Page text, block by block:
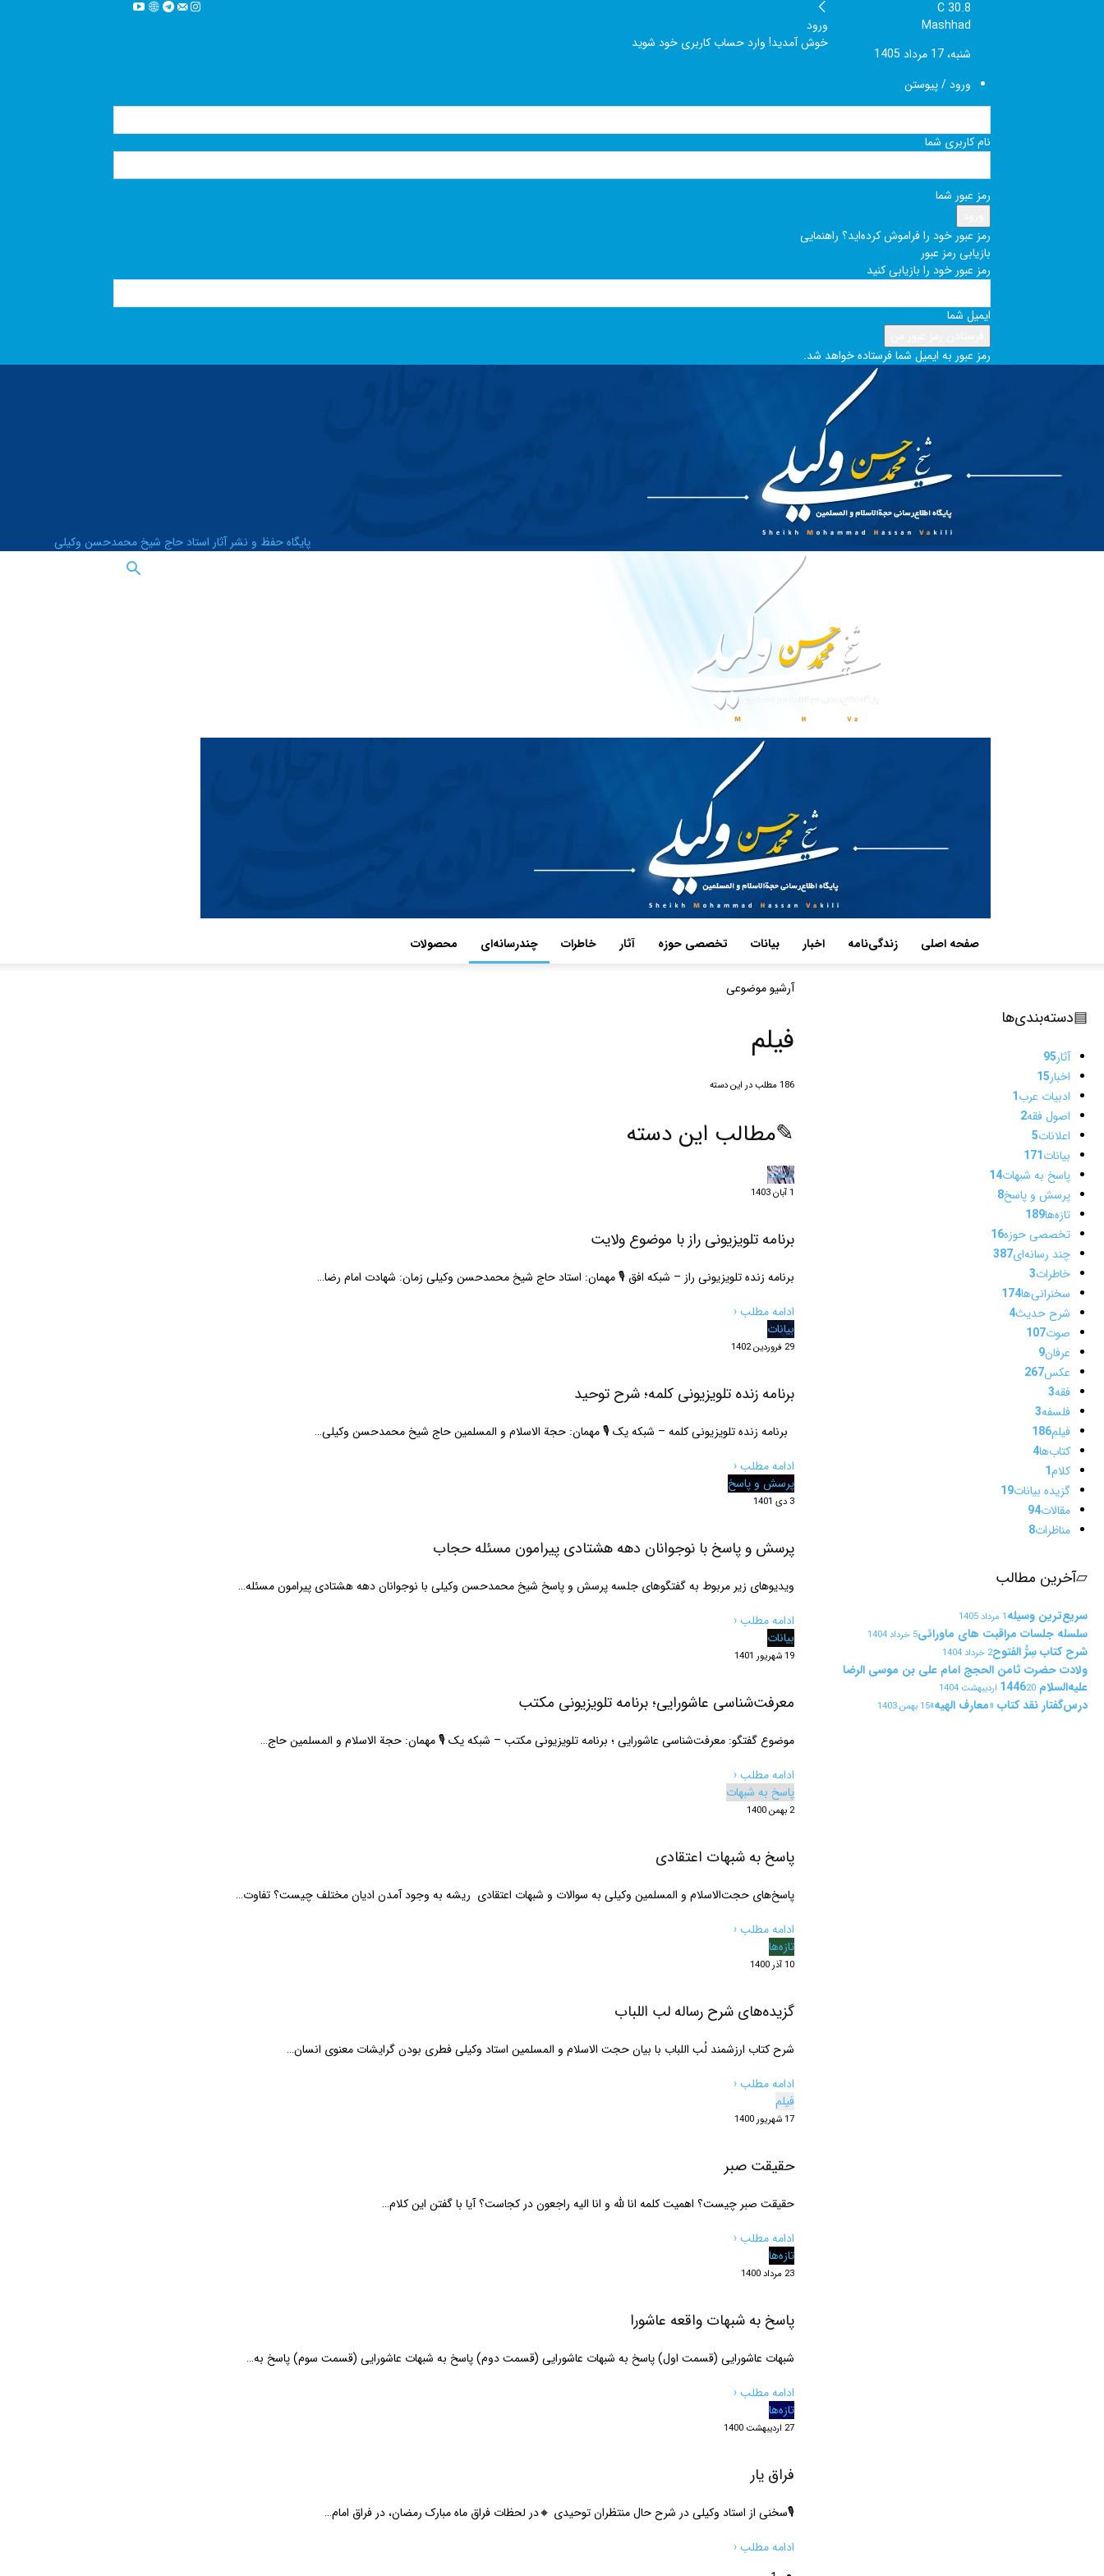
30.8
C
Mashhad
شنبه، 17 مرداد 1405
ورود / پیوستن
ورود
خوش آمدید! وارد حساب کاربری خود شوید
نام کاربری شما
رمز عبور شما
رمز عبور خود را فراموش کرده‌اید؟ راهنمایی
بازیابی رمز عبور
رمز عبور خود را بازیابی کنید
ایمیل شما
رمز عبور به ایمیل شما فرستاده خواهد شد.
پایگاه حفظ و نشر آثار استاد حاج شیخ محمدحسن وکیلی
صفحه اصلی زندگی‌نامه اخبار بیانات تخصصی حوزه آثار خاطرات چند‌رسانه‌ای محصولات
▤دسته‌بندی‌ها
آثار95
اخبار15
ادبیات عرب1
اصول فقه2
اعلانات5
بیانات171
پاسخ به شبهات14
پرسش و پاسخ8
تازه‌ها189
تخصصی حوزه16
چند رسانه‌ای387
خاطرات3
سخنرانی‌ها174
شرح حدیث4
صوت107
عرفان9
عکس267
فقه3
فلسفه3
فیلم186
کتاب‌ها4
کلام1
گزیده بیانات19
مقالات94
مناظرات8
▱آخرین مطالب
سریع‌ترین وسیله1 مرداد 1405
سلسله جلسات مراقبت های ماورائی5 خرداد 1404
شرح کتاب سِرُّ الفتوح2 خرداد 1404
ولادت حضرت ثامن الحجج امام علی بن موسی الرضا
علیه‌السلام 1446 20 اردیبهشت 1404
درس‌گفتار نقد کتاب «معارف الهیه»15 بهمن 1403
آرشیو موضوعی
فیلم
186 مطلب در این دسته
✎مطالب این دسته
بیانات
1 آبان 1403
برنامه تلویزیونی راز با موضوع ولایت
برنامه زنده تلویزیونی راز – شبکه افق 🎙 مهمان: استاد حاج شیخ محمدحسن وکیلی زمان: شهادت امام رضا…
ادامه مطلب ‹
بیانات
29 فروردین 1402
برنامه زنده تلویزیونی کلمه؛ شرح توحید
برنامه زنده تلویزیونی کلمه – شبکه یک 🎙 مهمان: حجة الاسلام و المسلمین حاج شیخ محمدحسن وکیلی…
ادامه مطلب ‹
پرسش و پاسخ
3 دی 1401
پرسش و پاسخ با نوجوانان دهه هشتادی پیرامون مسئله حجاب
ویدیوهای زیر مربوط به گفتگوهای جلسه پرسش و پاسخ شیخ محمدحسن وکیلی با نوجوانان دهه هشتادی پیرامون مسئله…
ادامه مطلب ‹
بیانات
19 شهریور 1401
معرفت‌شناسی عاشورایی؛ برنامه تلویزیونی مکتب
موضوع گفتگو: معرفت‌شناسی عاشورایی ؛ برنامه تلویزیونی مکتب – شبکه یک 🎙 مهمان: حجة الاسلام و المسلمین حاج…
ادامه مطلب ‹
پاسخ به شبهات
2 بهمن 1400
پاسخ به شبهات اعتقادی
پاسخ‌های حجت‌الاسلام و المسلمین وکیلی به سوالات و شبهات اعتقادی ریشه به وجود آمدن ادیان مختلف چیست؟ تفاوت…
ادامه مطلب ‹
تازه‌ها
10 آذر 1400
گزیده‌های شرح رساله لب اللباب
شرح کتاب ارزشمند لُب اللباب با بیان حجت الاسلام و المسلمین استاد وکیلی فطری بودن گرایشات معنوی انسان…
ادامه مطلب ‹
فیلم
17 شهریور 1400
حقیقت صبر
حقیقت صبر چیست؟ اهمیت کلمه انا لله و انا الیه راجعون در کجاست؟ آیا با گفتن این کلام…
ادامه مطلب ‹
تازه‌ها
23 مرداد 1400
پاسخ به شبهات واقعه عاشورا
شبهات عاشورایی (قسمت اول) پاسخ به شبهات عاشورایی (قسمت دوم) پاسخ به شبهات عاشورایی (قسمت سوم) پاسخ به…
ادامه مطلب ‹
تازه‌ها
27 اردیبهشت 1400
فراق یار
🎙سخنی از استاد وکیلی در شرح حال منتظران توحیدی 🔸در لحظات فراق ماه مبارک رمضان، در فراق امام…
ادامه مطلب ‹